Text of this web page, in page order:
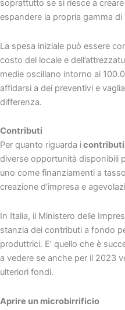
soprattutto se si riesce a
espandere la propria gamma
La spesa iniziale può essere
costo del locale e
medie oscillano intorno ai
affidarsi a dei preventivi e
differenza.
Contributi
Per quanto riguarda icontributi
diverse opportunità disponibili
uno come finanziamenti a
creazione d’impresa e
In Italia, il Ministero delle
stanzia dei contributi a fondo
produttrici. E’ quello che è
a vedere se anche per il 2023
ulteriori fondi.
Aprire un microbirrificio